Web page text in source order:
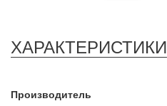
ХАРАКТЕРИСТИКИ
Производитель